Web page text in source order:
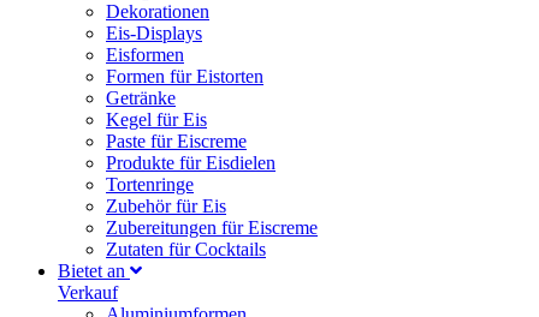
Dekorationen
Eis-Displays
Eisformen
Formen für Eistorten
Getränke
Kegel für Eis
Paste für Eiscreme
Produkte für Eisdielen
Tortenringe
Zubehör für Eis
Zubereitungen für Eiscreme
Zutaten für Cocktails
Bietet an
Verkauf